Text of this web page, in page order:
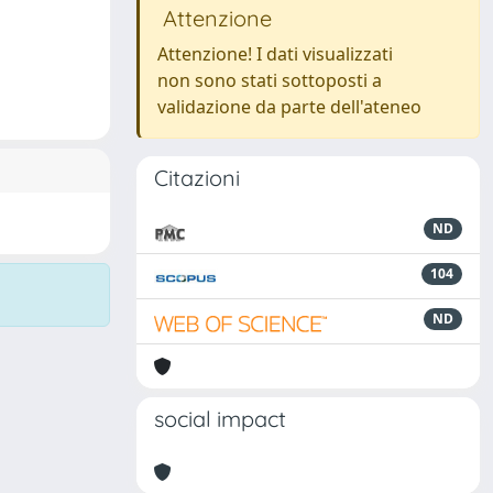
Attenzione
Attenzione! I dati visualizzati
non sono stati sottoposti a
validazione da parte dell'ateneo
Citazioni
ND
104
ND
social impact